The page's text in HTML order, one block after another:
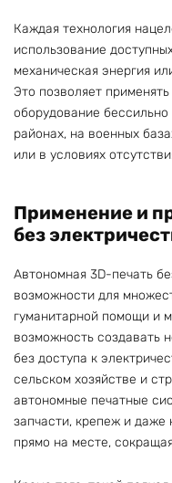
Каждая технология
использование
механическая энергия
Это позволяет
оборудование
районах, на военных
или в условиях
Применение и
без
Автономная 3D-печать
возможности для
гуманитарной помощи и
возможность создавать
без доступа к
сельском хозяйстве и
автономные печатные
запчасти, крепеж и даже
прямо на месте,